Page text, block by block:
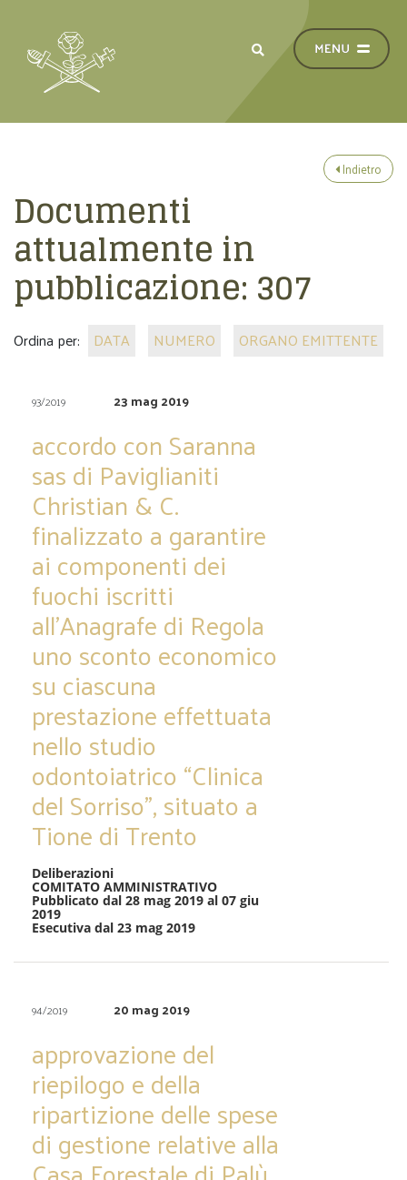
Indietro
Documenti
attualmente in
pubblicazione: 307
Ordina per: DATA NUMERO ORGANO EMITTENTE
93/2019 23 mag 2019
accordo con Saranna
sas di Paviglianiti
Christian & C.
finalizzato a garantire
ai componenti dei
fuochi iscritti
all’Anagrafe di Regola
uno sconto economico
su ciascuna
prestazione effettuata
nello studio
odontoiatrico “Clinica
del Sorriso”, situato a
Tione di Trento
Deliberazioni
COMITATO AMMINISTRATIVO
Pubblicato dal 28 mag 2019 al 07 giu
2019
Esecutiva dal 23 mag 2019
94/2019 20 mag 2019
approvazione del
riepilogo e della
ripartizione delle spese
di gestione relative alla